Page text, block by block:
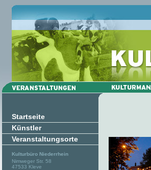
Startseite
Künstler
Veranstaltungsorte
Kulturbüro Niederrhein
Nimweger Str. 58
47533 Kleve